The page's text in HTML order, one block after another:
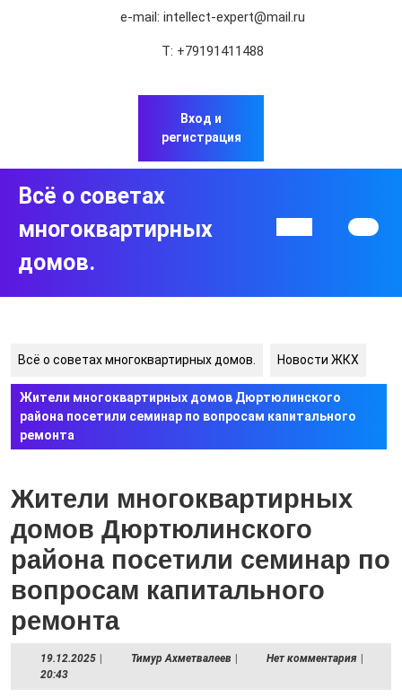
e-mail:intellect-expert@mail.ru
Т: +79191411488
Вход и
регистрация
Всё о советах
многоквартирных
домов.
Кнопка
Всё о советах многоквартирных домов. Новости ЖКХ
Жители многоквартирных домов Дюртюлинского
района посетили семинар по вопросам капитального
ремонта
Жители многоквартирных
домов Дюртюлинского
района посетили семинар по
вопросам капитального
ремонта
19.12.202519.12.2025Тимур Ахметвалеев Тимур
Нет комментария
20:43